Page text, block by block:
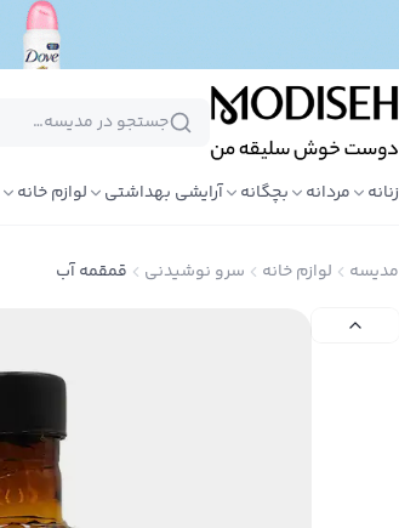
زنانه مردانه بچگانه آرایشی بهداشتی لوازم خانه
مدیسه لوازم خانه سرو نوشیدنی قمقمه آب